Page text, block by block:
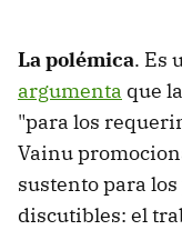
La polémica. Es
argumenta que
"para los
Vainu
sustento para
discutibles: el